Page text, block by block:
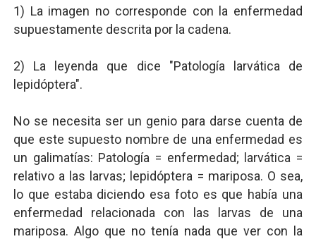
1) La imagen no corresponde con la enfermedad
supuestamente descrita por la cadena.
2) La leyenda que dice "Patología larvática de
lepidóptera".
No se necesita ser un genio para darse cuenta de
que este supuesto nombre de una enfermedad es
un galimatías: Patología = enfermedad; larvática =
relativo a las larvas; lepidóptera = mariposa. O sea,
lo que estaba diciendo esa foto es que había una
enfermedad relacionada con las larvas de una
mariposa. Algo que no tenía nada que ver con la